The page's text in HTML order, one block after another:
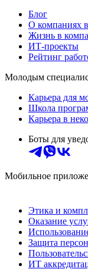
Блог
О компаниях
Жизнь в
ИТ-проекты
Рейтинг
Молодым
Карьера для
Школа
Карьера в
Боты для
Мобильное
Этика и
Оказание
Защита
ИТ